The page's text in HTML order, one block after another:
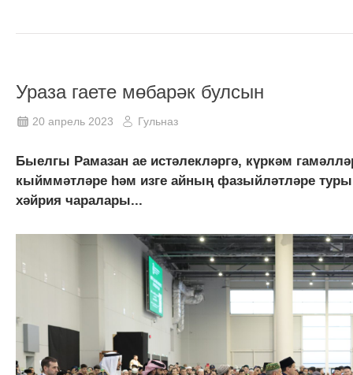
Ураза гаете мөбарәк булсын
20 апрель 2023 Гульназ
Быелгы Рамазан ае истәлекләргә, күркәм
кыйммәтләре һәм изге айның фазыйләтләре
хәйрия чаралары...